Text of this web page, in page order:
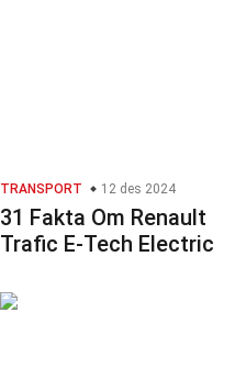
TRANSPORT 12 des 2024
31 Fakta Om Renault
Trafic E-Tech Electric